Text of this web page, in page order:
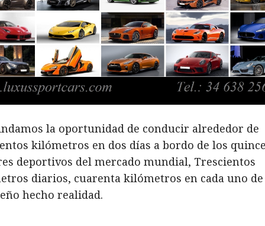
la oportunidad de conducir alrededor de
kilómetros en dos días a bordo de los
deportivos del mercado mundial, Trescientos
diarios, cuarenta kilómetros en cada uno de
hecho realidad.